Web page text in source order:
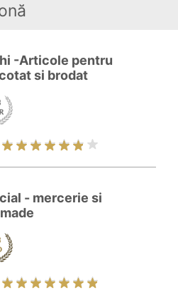
-Articole pentru
si brodat
- mercerie si